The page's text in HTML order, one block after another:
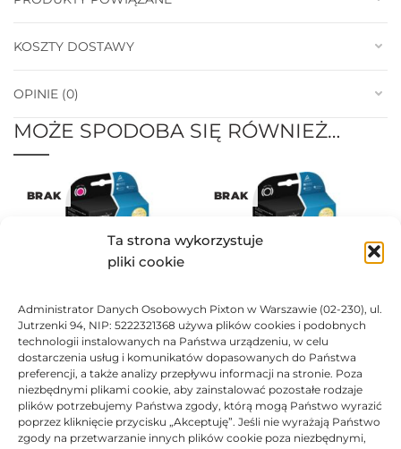
Ta strona wykorzystuje
pliki cookie
Administrator Danych Osobowych Pixton w Warszawie (02-230), ul.
Jutrzenki 94, NIP: 5222321368 używa plików cookies i podobnych
technologii instalowanych na Państwa urządzeniu, w celu
dostarczenia usług i komunikatów dopasowanych do Państwa
preferencji, a także analizy przepływu informacji na stronie. Poza
niezbędnymi plikami cookie, aby zainstalować pozostałe rodzaje
plików potrzebujemy Państwa zgody, którą mogą Państwo wyrazić
poprzez kliknięcie przycisku „Akceptuję”. Jeśli nie wyrażają Państwo
zgody na przetwarzanie innych plików cookie poza niezbędnymi,
KOSZTY DOSTAWY
OPINIE (0)
MOŻE SPODOBA SIĘ RÓWNIEŻ…
BRAK
Tusz Asarto zamiennik do
Epson T0443 C13T04434010
Oceniono0na 5
16,63 zł
BRAK
Tusz Asarto zamiennik do
Epson T0441 C13T04414010
16,63 zł
BRAK